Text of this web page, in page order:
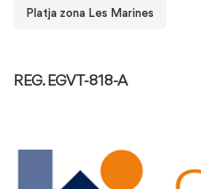
Platja zona Les Marines
REG. EGVT-818-A